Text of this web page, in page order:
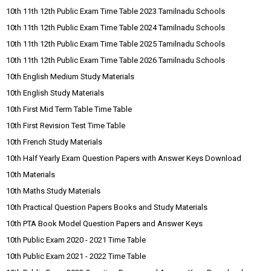
10th 11th 12th Public Exam Time Table 2023 Tamilnadu Schools
10th 11th 12th Public Exam Time Table 2024 Tamilnadu Schools
10th 11th 12th Public Exam Time Table 2025 Tamilnadu Schools
10th 11th 12th Public Exam Time Table 2026 Tamilnadu Schools
10th English Medium Study Materials
10th English Study Materials
10th First Mid Term Table Time Table
10th First Revision Test Time Table
10th French Study Materials
10th Half Yearly Exam Question Papers with Answer Keys Download
10th Materials
10th Maths Study Materials
10th Practical Question Papers Books and Study Materials
10th PTA Book Model Question Papers and Answer Keys
10th Public Exam 2020 - 2021 Time Table
10th Public Exam 2021 - 2022 Time Table